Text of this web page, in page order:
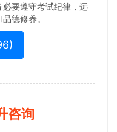
要遵守考试纪律，远
德修养。
)
咨询